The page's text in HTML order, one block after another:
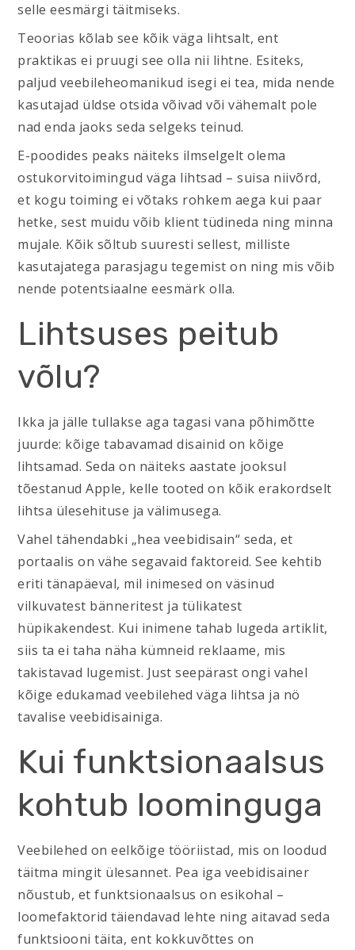
selle eesmärgi täitmiseks.
Teoorias kõlab see kõik väga lihtsalt, ent
praktikas ei pruugi see olla nii lihtne. Esiteks,
paljud veebileheomanikud isegi ei tea, mida nende
kasutajad üldse otsida võivad või vähemalt pole
nad enda jaoks seda selgeks teinud.
E-poodides peaks näiteks ilmselgelt olema
ostukorvitoimingud väga lihtsad – suisa niivõrd,
et kogu toiming ei võtaks rohkem aega kui paar
hetke, sest muidu võib klient tüdineda ning minna
mujale. Kõik sõltub suuresti sellest, milliste
kasutajatega parasjagu tegemist on ning mis võib
nende potentsiaalne eesmärk olla.
Lihtsuses peitub
võlu?
Ikka ja jälle tullakse aga tagasi vana põhimõtte
juurde: kõige tabavamad disainid on kõige
lihtsamad. Seda on näiteks aastate jooksul
tõestanud Apple, kelle tooted on kõik erakordselt
lihtsa ülesehituse ja välimusega.
Vahel tähendabki „hea veebidisain“ seda, et
portaalis on vähe segavaid faktoreid. See kehtib
eriti tänapäeval, mil inimesed on väsinud
vilkuvatest bänneritest ja tülikatest
hüpikakendest. Kui inimene tahab lugeda artiklit,
siis ta ei taha näha kümneid reklaame, mis
takistavad lugemist. Just seepärast ongi vahel
kõige edukamad veebilehed väga lihtsa ja nö
tavalise veebidisainiga.
Kui funktsionaalsus
kohtub loominguga
Veebilehed on eelkõige tööriistad, mis on loodud
täitma mingit ülesannet. Pea iga veebidisainer
nõustub, et funktsionaalsus on esikohal –
loomefaktorid täiendavad lehte ning aitavad seda
funktsiooni täita, ent kokkuvõttes on